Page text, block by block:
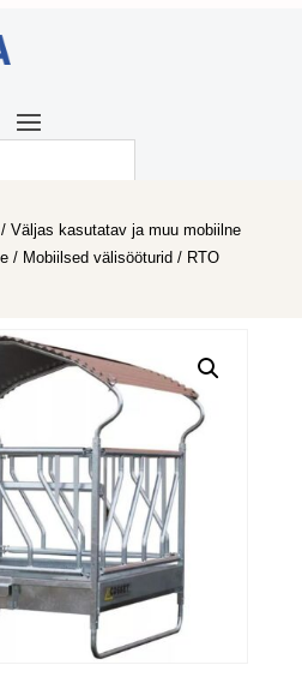
/ Väljas kasutatav ja muu mobiilne
/ Mobiilsed välisööturid / RTO